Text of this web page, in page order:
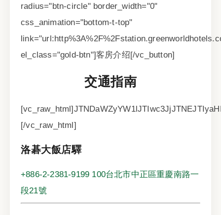
radius="btn-circle" border_width="0"
css_animation="bottom-t-top"
el_class="gold-btn"]客房介绍[/vc_button]
交通指南
[/vc_raw_html]
洛碁大飯店驛
+886-2-2381-9199 100台北市中正區重慶南路一
段21號